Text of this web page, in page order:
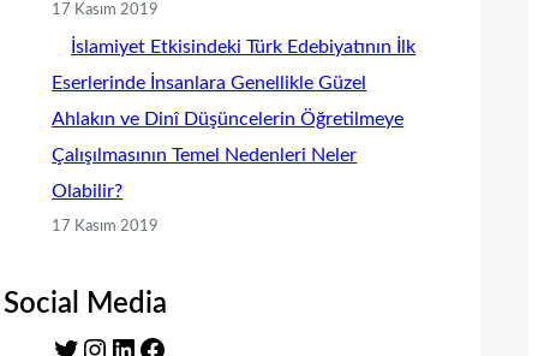
17 Kasım 2019
İslamiyet Etkisindeki Türk Edebiyatının İlk
Eserlerinde İnsanlara Genellikle Güzel
Ahlakın ve Dinî Düşüncelerin Öğretilmeye
Çalışılmasının Temel Nedenleri Neler
Olabilir?
17 Kasım 2019
Social Media